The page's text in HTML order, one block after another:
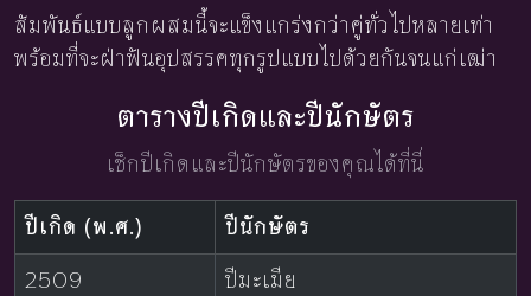
สัมพันธ์แบบลูกผสมนี้จะแข็งแกร่งกว่าคู่ทั่วไปหลายเท่า
พร้อมที่จะฝ่าฟันอุปสรรคทุกรูปแบบไปด้วยกันจนแก่เฒ่า
ตารางปีเกิดและปีนักษัตร
เช็กปีเกิดและปีนักษัตรของคุณได้ที่นี่
ปีเกิด (พ.ศ.)
ปีนักษัตร
2509
ปีมะเมีย